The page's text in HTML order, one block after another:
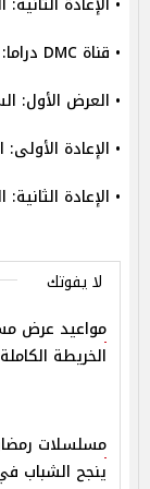
• قناة DMC دراما:
• العرض الأول: الساعة
• الإعادة الأولى: الساعة
• الإعادة الثانية: الساعة
لا يفوتك
الخريطة
ينجح الشباب